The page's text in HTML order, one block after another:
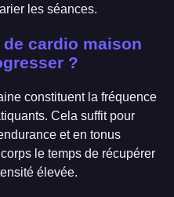
les séances.
cardio maison
?
constituent la fréquence
Cela suffit pour
et en tonus
le temps de récupérer
élevée.